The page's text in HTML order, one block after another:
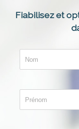
Fiabilisez et